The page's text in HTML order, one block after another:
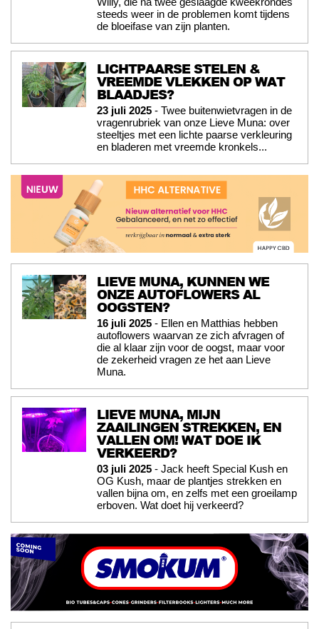
steeds weer in de problemen komt tijdens
de bloeifase van zijn planten.
LICHTPAARSE STELEN &
VREEMDE VLEKKEN OP WAT
BLAADJES?
23 juli 2025 - Twee buitenwietvragen in de
vragenrubriek van onze Lieve Muna: over
steeltjes met een lichte paarse verkleuring
en bladeren met vreemde kronkels...
LIEVE MUNA, KUNNEN WE
ONZE AUTOFLOWERS AL
OOGSTEN?
16 juli 2025 - Ellen en Matthias hebben
autoflowers waarvan ze zich afvragen of
die al klaar zijn voor de oogst, maar voor
de zekerheid vragen ze het aan Lieve
Muna.
LIEVE MUNA, MIJN
ZAAILINGEN STREKKEN, EN
VALLEN OM! WAT DOE IK
VERKEERD?
03 juli 2025 - Jack heeft Special Kush en
OG Kush, maar de plantjes strekken en
vallen bijna om, en zelfs met een groeilamp
erboven. Wat doet hij verkeerd?